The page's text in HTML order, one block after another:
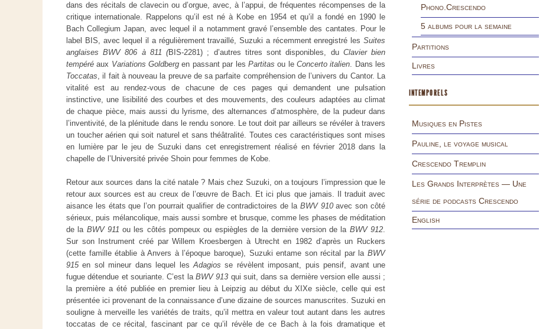
dans des récitals de clavecin ou d’orgue, avec, à l’appui, de fréquentes récompenses de la
critique internationale. Rappelons qu’il est né à Kobe en 1954 et qu’il a fondé en 1990 le
Bach Collegium Japan, avec lequel il a notamment gravé l’ensemble des cantates. Pour le
label BIS, avec lequel il a régulièrement travaillé, Suzuki a récemment enregistré les Suites
anglaises BWV 806 à 811 (BIS-2281) ; d’autres titres sont disponibles, du Clavier bien
tempéréaux Variations Goldberg en passant par les Partitasou le Concerto italien. Dans les
Toccatas, il fait à nouveau la preuve de sa parfaite compréhension de l’univers du Cantor. La
vitalité est au rendez-vous de chacune de ces pages qui demandent une pulsation
instinctive, une lisibilité des courbes et des mouvements, des couleurs adaptées au climat
de chaque pièce, mais aussi du lyrisme, des alternances d’atmosphère, de la pudeur dans
l’inventivité, de la plénitude dans le rendu sonore. Le tout doit par ailleurs se révéler à travers
un toucher aérien qui soit naturel et sans théâtralité. Toutes ces caractéristiques sont mises
en lumière par le jeu de Suzuki dans cet enregistrement réalisé en février 2018 dans la
chapelle de l’Université privée Shoin pour femmes de Kobe.
Retour aux sources dans la cité natale ? Mais chez Suzuki, on a toujours l’impression que le
retour aux sources est au creux de l’œuvre de Bach. Et ici plus que jamais. Il traduit avec
aisance les états que l’on pourrait qualifier de contradictoires de la BWV 910avec son côté
sérieux, puis mélancolique, mais aussi sombre et brusque, comme les phases de méditation
de la BWV 911 ou les côtés pompeux ou espiègles de la dernière version de la BWV 912.
Sur son Instrument créé par Willem Kroesbergen à Utrecht en 1982 d’après un Ruckers
(cette famille établie à Anvers à l’époque baroque), Suzuki entame son récital par la BWV
915en sol mineur dans lequel lesAdagios se révèlent imposant, puis pensif, avant une
fugue détendue et souriante. C’est la BWV 913 qui suit, dans sa dernière version elle aussi ;
la première a été publiée en premier lieu à Leipzig au début du XIXe siècle, celle qui est
présentée ici provenant de la connaissance d’une dizaine de sources manuscrites. Suzuki en
souligne à merveille les variétés de traits, qu’il mettra en valeur tout autant dans les autres
toccatas de ce récital, fascinant par ce qu’il révèle de ce Bach à la fois dramatique et
Phono.Crescendo
5 albums pour la semaine
Partitions
Livres
INTEMPORELS
Musiques en Pistes
Pauline, le voyage musical
Crescendo Tremplin
Les Grands Interprètes — Une
série de podcasts Crescendo
English